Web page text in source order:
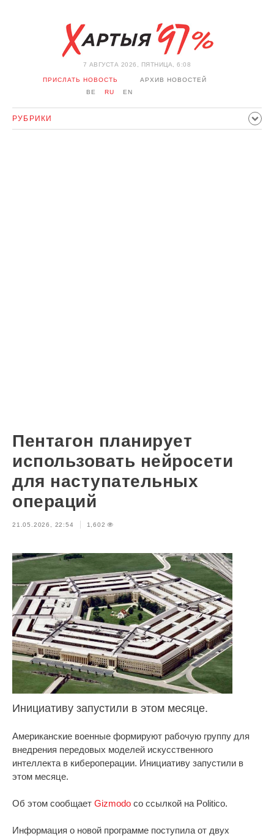
7 АВГУСТА 2026, ПЯТНИЦА, 6:08
ПРИСЛАТЬ НОВОСТЬ
АРХИВ НОВОСТЕЙ
BE
RU EN
РУБРИКИ
Пентагон планирует
использовать нейросети
для наступательных
операций
21.05.2026, 22:54 1,602
Инициативу запустили в этом месяце.
Американские военные формируют рабочую группу для
внедрения передовых моделей искусственного
интеллекта в кибероперации. Инициативу запустили в
этом месяце.
Об этом сообщает Gizmodo со ссылкой на Politico.
Информация о новой программе поступила от двух